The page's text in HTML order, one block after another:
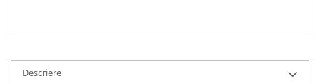
Descriere